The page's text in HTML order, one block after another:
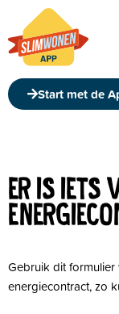
Start met de
ER IS IETS
Gebruik dit formulier
energiecontract, zo